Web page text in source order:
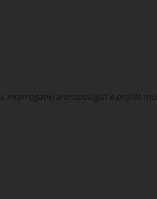
interrogativi antropologici e profilo